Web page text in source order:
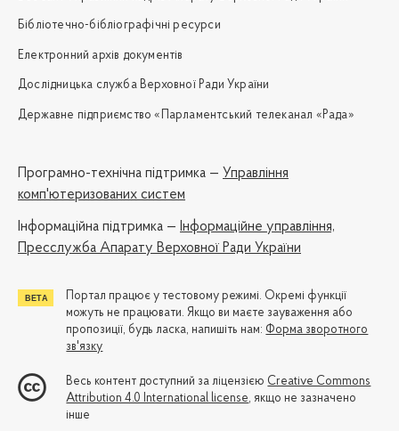
Бібліотечно-бібліографічні ресурси
Електронний архів документів
Дослідницька служба Верховної Ради України
Державне підприємство «Парламентський телеканал «Рада»
Програмно-технічна підтримка — Управління
комп'ютеризованих систем
Iнформаційна підтримка — Інформаційне управління,
Пресслужба Апарату Верховної Ради України
Портал працює у тестовому режимі. Окремі функції
можуть не працювати. Якщо ви маєте зауваження або
пропозиції, будь ласка, напишіть нам: Форма зворотного
зв'язку
Весь контент доступний за ліцензією Creative Commons
Attribution 4.0 International license, якщо не зазначено
інше